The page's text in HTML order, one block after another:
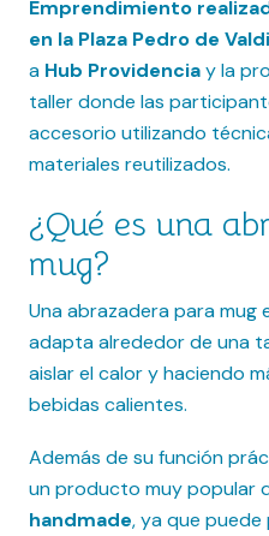
Emprendimiento
en la Plaza Pedro de
a Hub Providenciay la
taller donde las
accesorio utilizando
materiales reutilizados.
¿Qué es una
mug?
Una abrazadera para mug
adapta alrededor de una
aislar el calor y haciendo
bebidas calientes.
Además de su función
un producto muy popular
handmade, ya que